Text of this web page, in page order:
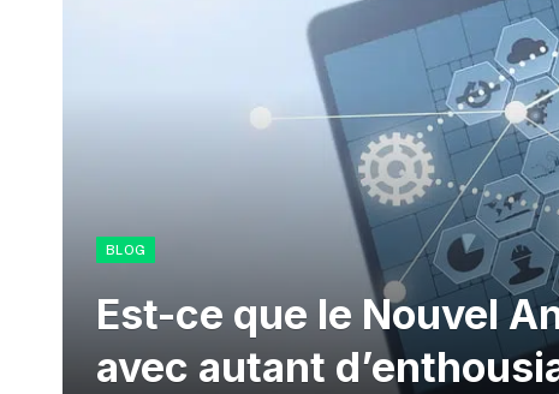
BLOG
Est-ce que le Nouvel
avec autant